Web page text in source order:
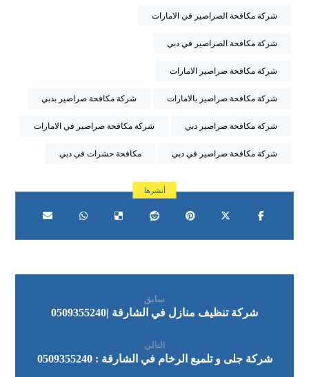
شركة مكافحة الصراصير في الامارات
شركة مكافحة الصراصير في دبي
شركة مكافحة صراصير الامارات
شركة مكافحة صراصير بالامارات شركة مكافحة صراصير بدبي
شركة مكافحة صراصير دبي شركة مكافحة صراصير في الامارات
شركة مكافحة صراصير في دبي مكافحة حشرات في دبي
سابق
شركة تنظيف منازل في الشارقة |0509355240
التالي
شركة جلى و تلميع الرخام في الشارقة : 0509355240